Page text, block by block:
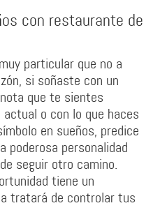
con restaurante de
particular que no a
si soñaste con un
que te sientes
o con lo que haces
en sueños, predice
poderosa personalidad
seguir otro camino.
tiene un
tratará de controlar tus